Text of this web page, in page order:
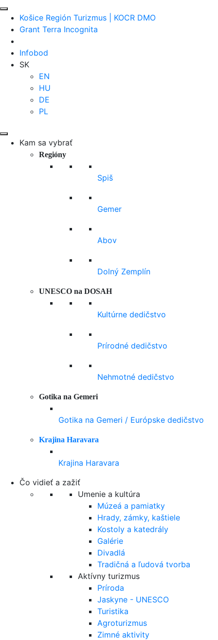
Košice Región Turizmus | KOCR DMO
Grant Terra Incognita
Infobod
SK
EN
HU
DE
PL
Kam sa vybrať
Regióny
Spiš
Gemer
Abov
Dolný Zemplín
UNESCO na DOSAH
Kultúrne dedičstvo
Prírodné dedičstvo
Nehmotné dedičstvo
Gotika na Gemeri
Gotika na Gemeri / Európske dedičstvo
Krajina Haravara
Krajina Haravara
Čo vidieť a zažiť
Umenie a kultúra
Múzeá a pamiatky
Hrady, zámky, kaštiele
Kostoly a katedrály
Galérie
Divadlá
Tradičná a ľudová tvorba
Aktívny turizmus
Príroda
Jaskyne - UNESCO
Turistika
Agroturizmus
Zimné aktivity